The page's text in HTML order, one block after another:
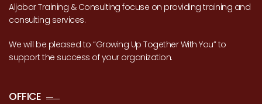
Aljabar Training & Consulting focuse on providing training and
consulting services.
We will be pleased to “Growing Up Together With You” to
support the success of your organization.
OFFICE